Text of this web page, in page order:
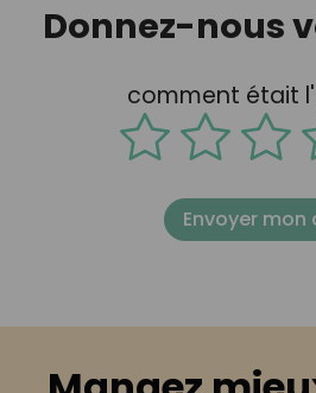
Donnez-nous
comment était
Envoyer mon